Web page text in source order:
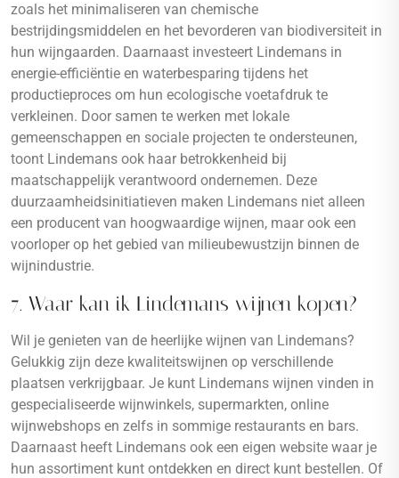
zoals het minimaliseren van chemische
bestrijdingsmiddelen en het bevorderen van biodiversiteit in
hun wijngaarden. Daarnaast investeert Lindemans in
energie-efficiëntie en waterbesparing tijdens het
productieproces om hun ecologische voetafdruk te
verkleinen. Door samen te werken met lokale
gemeenschappen en sociale projecten te ondersteunen,
toont Lindemans ook haar betrokkenheid bij
maatschappelijk verantwoord ondernemen. Deze
duurzaamheidsinitiatieven maken Lindemans niet alleen
een producent van hoogwaardige wijnen, maar ook een
voorloper op het gebied van milieubewustzijn binnen de
wijnindustrie.
7. Waar kan ik Lindemans wijnen kopen?
Wil je genieten van de heerlijke wijnen van Lindemans?
Gelukkig zijn deze kwaliteitswijnen op verschillende
plaatsen verkrijgbaar. Je kunt Lindemans wijnen vinden in
gespecialiseerde wijnwinkels, supermarkten, online
wijnwebshops en zelfs in sommige restaurants en bars.
Daarnaast heeft Lindemans ook een eigen website waar je
hun assortiment kunt ontdekken en direct kunt bestellen. Of